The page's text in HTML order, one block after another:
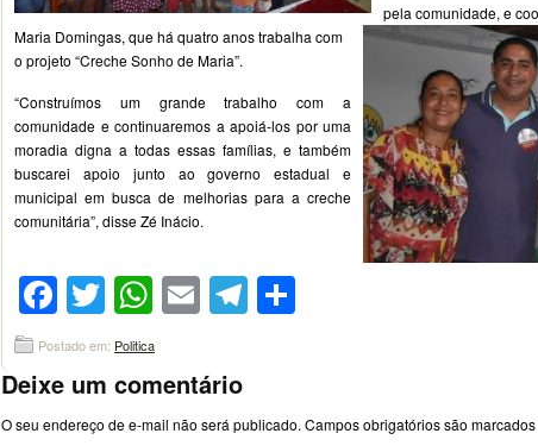
pela comunidade, e
Maria Domingas, que há quatro anos trabalha com
o projeto “Creche Sonho de Maria”.
“Construímos um grande trabalho com a
comunidade e continuaremos a apoiá-los por uma
moradia digna a todas essas famílias, e também
buscarei apoio junto ao governo estadual e
municipal em busca de melhorias para a creche
comunitária”, disse Zé Inácio.
Facebook
Twitter
WhatsApp
EmailTelegram
Postado em: Politica
Deixe um comentário
O seu endereço de e-mail não será publicado. Campos obrigatórios são